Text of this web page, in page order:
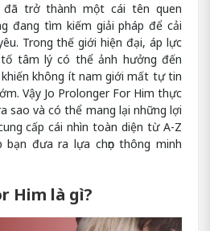
đã trở thành một cái tên quen
đang tìm kiếm giải pháp để cải
Trong thế giới hiện đại, áp lực
tâm lý có thể ảnh hưởng đến
không ít nam giới mất tự tin
Vậy Jo Prolonger For Him thực
sao và có thể mang lại những lợi
cấp cái nhìn toàn diện từ A-Z
bạn đưa ra lựa chọn thông minh
Him là gì?